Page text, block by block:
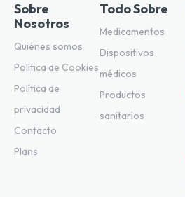
Sobre
Nosotros
Quiénes somos
Política de Cookies
Política de
privacidad
Contacto
Plans
Todo Sobre
Medicamentos
Dispositivos
médicos
Productos
sanitarios